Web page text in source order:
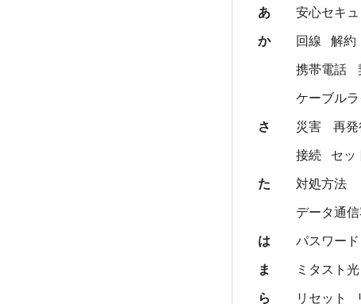
あ 安心セキ
か 回線 解約
携帯電話
ケーブル
さ 災害 再発
接続 セッ
た 対処方法
データ通
は パスワード
ま ミタスト光
ら リセット